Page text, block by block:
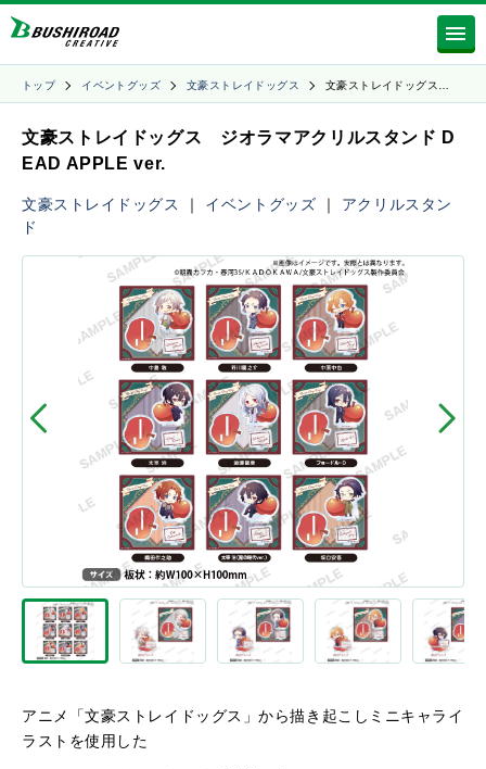
トップ イベントグッズ 文豪ストレイドッグス 文豪ストレイドッグス…
文豪ストレイドッグス ジオラマアクリルスタンド D
EAD APPLE ver.
文豪ストレイドッグス ｜ イベントグッズ ｜ アクリルスタン
ド
アニメ「文豪ストレイドッグス」から描き起こしミニキャライ
ラストを使用した